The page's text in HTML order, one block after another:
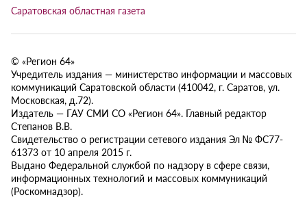
Саратовская областная газета
© «Регион 64»
Учредитель издания — министерство информации и массовых
коммуникаций Саратовской области (410042, г. Саратов, ул.
Московская, д.72).
Издатель — ГАУ СМИ СО «Регион 64». Главный редактор
Степанов В.В.
Свидетельство о регистрации сетевого издания Эл № ФС77-
61373 от 10 апреля 2015 г.
Выдано Федеральной службой по надзору в сфере связи,
информационных технологий и массовых коммуникаций
(Роскомнадзор).